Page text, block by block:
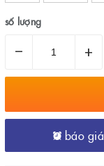
số lượng
– +
báo giá